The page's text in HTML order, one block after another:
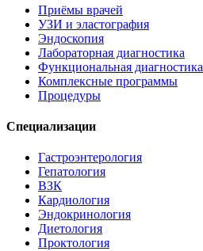
Приёмы врачей
УЗИ и эластография
Эндоскопия
Лабораторная диагностика
Функциональная диагностика
Комплексные программы
Процедуры
Специализации
Гастроэнтерология
Гепатология
ВЗК
Кардиология
Эндокринология
Диетология
Проктология